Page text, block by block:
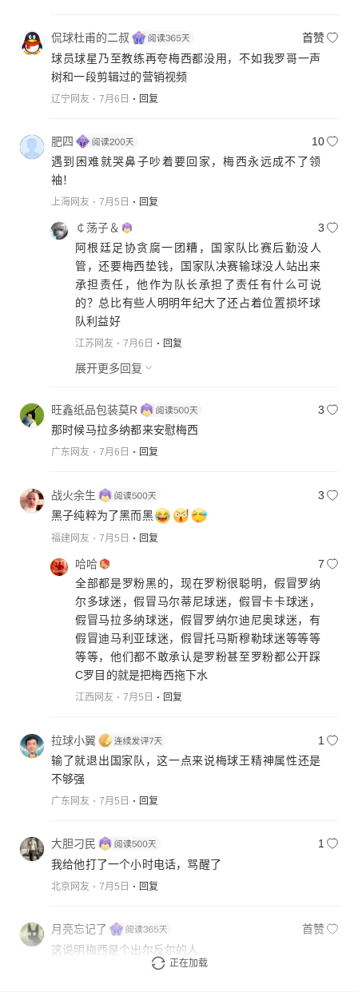
侃球杜甫的二叔
首赞
球员球星乃至教练再夸梅西都没用，不如我罗哥一声
树和一段剪辑过的营销视频
辽宁网友 7月6日 回复
肥四
10
遇到困难就哭鼻子吵着要回家，梅西永远成不了领
袖！
上海网友 7月5日 回复
￠荡子＆
3
阿根廷足协贪腐一团糟，国家队比赛后勤没人
管，还要梅西垫钱，国家队决赛输球没人站出来
承担责任，他作为队长承担了责任有什么可说
的？总比有些人明明年纪大了还占着位置损坏球
队利益好
江苏网友 7月6日 回复
展开更多回复
旺鑫纸品包装莫R
3
那时候马拉多纳都来安慰梅西
广东网友 7月6日 回复
战火余生
3
黑子纯粹为了黑而黑
福建网友 7月5日 回复
哈哈
7
全部都是罗粉黑的，现在罗粉很聪明，假冒罗纳
尔多球迷，假冒马尔蒂尼球迷，假冒卡卡球迷，
假冒马拉多纳球迷，假冒罗纳尔迪尼奥球迷，有
假冒迪马利亚球迷，假冒托马斯穆勒球迷等等等
等等，他们都不敢承认是罗粉甚至罗粉都公开踩
C罗目的就是把梅西拖下水
江西网友 7月5日 回复
拉球小翼
1
输了就退出国家队，这一点来说梅球王精神属性还是
不够强
广东网友 7月5日 回复
大胆刁民
1
我给他打了一个小时电话，骂醒了
北京网友 7月5日 回复
月亮忘记了
首赞
这说明梅西是个出尔反尔的人
回复
正在加载